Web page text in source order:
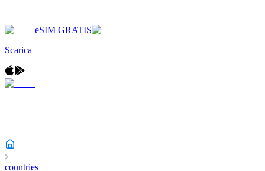
eSIM GRATIS
Scarica
countries